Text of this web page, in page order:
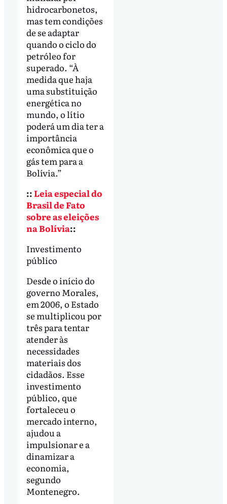
hidrocarbonetos,
mas tem condições
de se adaptar
quando o ciclo do
petróleo for
superado. “À
medida que haja
uma substituição
energética no
mundo, o lítio
poderá um dia ter a
importância
econômica que o
gás tem para a
Bolívia.”
::Leia especial do
Brasil de Fato
sobre as eleições
na Bolívia::
Investimento
público
Desde o início do
governo Morales,
em 2006, o Estado
se multiplicou por
três para tentar
atender às
necessidades
materiais dos
cidadãos. Esse
investimento
público, que
fortaleceu o
mercado interno,
ajudou a
impulsionar e a
dinamizar a
economia,
segundo
Montenegro.